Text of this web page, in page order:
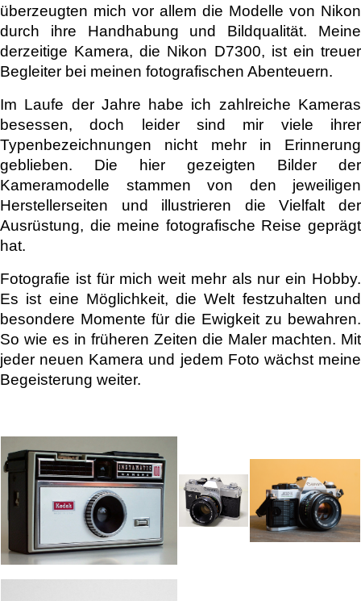
überzeugten mich vor allem die Modelle von Nikon
durch ihre Handhabung und Bildqualität. Meine
derzeitige Kamera, die Nikon D7300, ist ein treuer
Begleiter bei meinen fotografischen Abenteuern.
Im Laufe der Jahre habe ich zahlreiche Kameras
besessen, doch leider sind mir viele ihrer
Typenbezeichnungen nicht mehr in Erinnerung
geblieben. Die hier gezeigten Bilder der
Kameramodelle stammen von den jeweiligen
Herstellerseiten und illustrieren die Vielfalt der
Ausrüstung, die meine fotografische Reise geprägt
hat.
Fotografie ist für mich weit mehr als nur ein Hobby.
Es ist eine Möglichkeit, die Welt festzuhalten und
besondere Momente für die Ewigkeit zu bewahren.
So wie es in früheren Zeiten die Maler machten. Mit
jeder neuen Kamera und jedem Foto wächst meine
Begeisterung weiter.